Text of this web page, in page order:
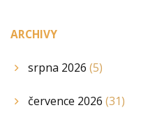
ARCHIVY
srpna 2026 (5)
července 2026 (31)